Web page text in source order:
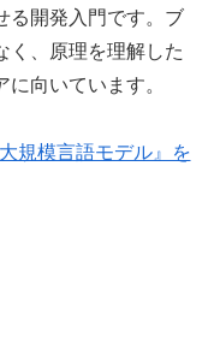
る開発入門です。ブ
く、原理を理解した
向いています。
規模言語モデル』を